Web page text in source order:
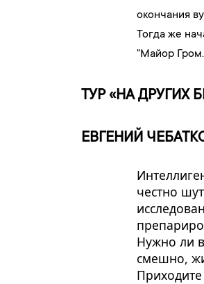
окончания
Тогда же
"Майор
ТУР «НА ДРУГИХ
ЕВГЕНИЙ
честно
Нужно ли
смешно,